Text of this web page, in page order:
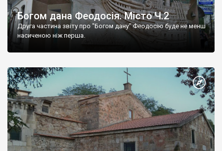
Богом дана Феодосія. Місто Ч.2
Друга частина звіту про "Богом дану" Феодосію буде не менш
насиченою ніж перша.